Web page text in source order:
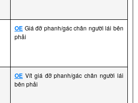
OE Giá đỡ phanh/gác chân người lái bên
phải
OE Vít giá đỡ phanh/gác chân người lái
bên phải